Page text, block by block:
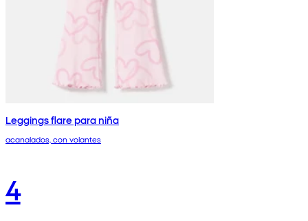
Leggings flare para niña
acanalados, con volantes
4